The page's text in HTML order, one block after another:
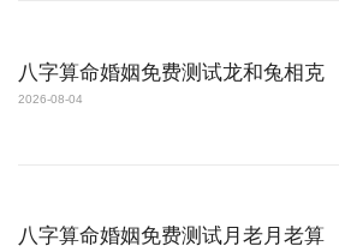
八字算命婚姻免费测试龙和兔相克
2026-08-04
八字算命婚姻免费测试月老月老算